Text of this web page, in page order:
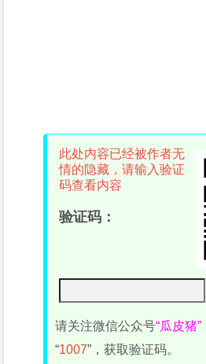
此处内容已经被作者无
情的隐藏，请输入验证
码查看内容
验证码：
请关注微信公众号“瓜皮猪”
“1007”，获取验证码。